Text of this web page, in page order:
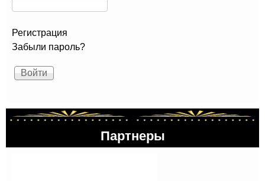
Регистрация
Забыли пароль?
Партнеры